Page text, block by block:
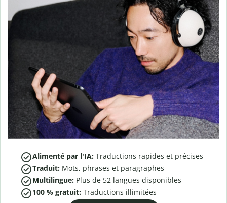
Alimenté par l'IA: Traductions rapides et précises
Traduit: Mots, phrases et paragraphes
Multilingue: Plus de 52 langues disponibles
100 % gratuit: Traductions illimitées